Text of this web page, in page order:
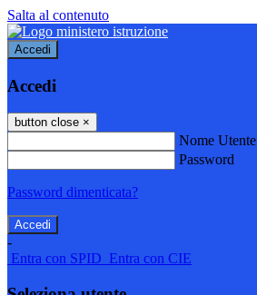
Salta al contenuto
Accedi
Accedi
button close ×
Nome Utente
Password
Password dimenticata?
-
Entra con SPID Entra con CIE